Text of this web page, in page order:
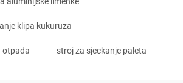
klipa kukuruza
otpada stroj za sjeckanje paleta